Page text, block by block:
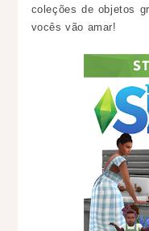
coleções de objetos
vocês vão amar!